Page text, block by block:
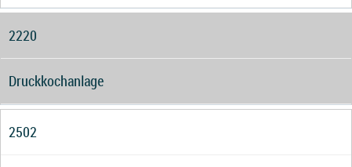
2220
Druckkochanlage
2502